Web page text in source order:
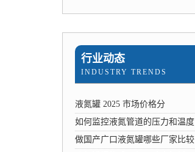
行业动态
INDUSTRY TRENDS
液氮罐 2025 市场价格分
如何监控液氮管道的压力和温度
做国产广口液氮罐哪些厂家比较